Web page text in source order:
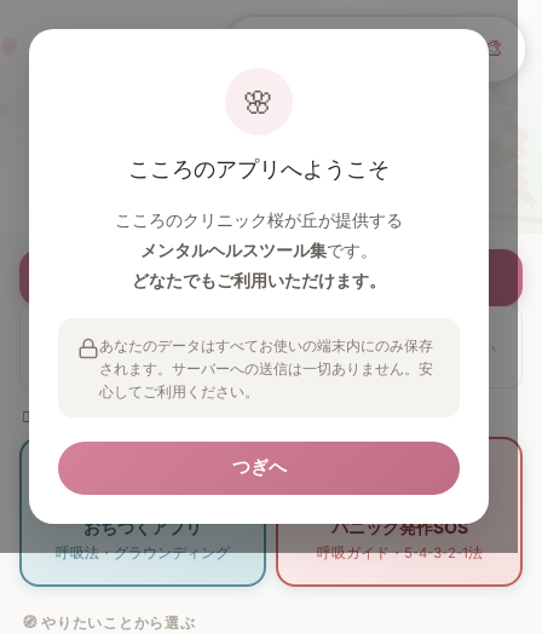
🌸
こころのアプリへようこそ
こころのクリニック桜が丘が提供する
メンタルヘルスツール集です。
どなたでもご利用いただけます。
あなたのデータはすべてお使いの端末内にのみ保存
されます。サーバーへの送信は一切ありません。安
心してご利用ください。
つぎへ
患者さま向けウェブアプリ
🌸 当院への相談・ご予約はこちら
ホーム画面への追加方法や、困りごと別のおすすめツールをまとめてい
ます。
😮‍💨 今つらいときに
おちつくアプリ
呼吸法・グラウンディング
パニック発作SOS
呼吸ガイド・5-4-3-2-1法
🧭 やりたいことから選ぶ
🎨